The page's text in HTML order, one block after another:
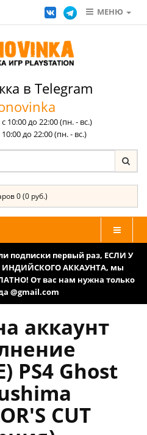
МЕНЮ
в Telegram
10:00 до 22:00 (пн. - вс.)
до 22:00 (пн. - вс.)
0 (0 руб.)
подписки первый раз, ЕСЛИ У
ИНДИЙСКОГО АККАУНТА, мы
От вас нам нужна только
@gmail.com
аккаунт
PS4 Ghost
CUT